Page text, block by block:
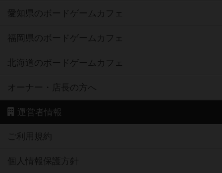
愛知県のボードゲームカフェ
福岡県のボードゲームカフェ
北海道のボードゲームカフェ
オーナー・店長の方へ
運営者情報
ご利用規約
個人情報保護方針